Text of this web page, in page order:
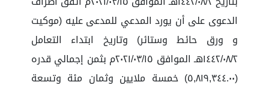
الدعوى على أن يورد المدعي للمدعى عليه (موكيت
و ورق حائط وستائر) وتاريخ ابتداء التعامل
١٤٤٢/٠٨/٢هـ الموافق ٢٠٢١/٠٣/١٥م بثمن إجمالي قدره
(٥,٨١٩,٣٤٤.٠٠) خمسة ملايين وثمان مئة وتسعة